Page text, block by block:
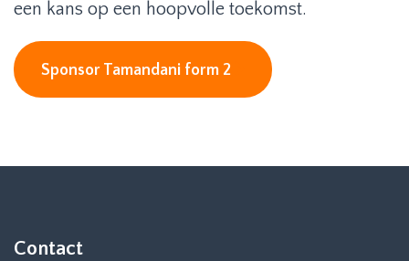
een kans op een hoopvolle toekomst.
Sponsor Tamandani form 2
Contact